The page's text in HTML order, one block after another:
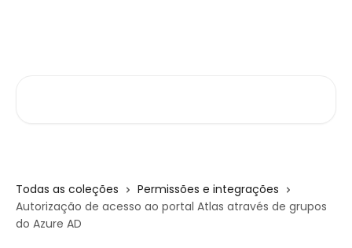
Todas as coleções
Permissões e integrações
Autorização de acesso ao portal Atlas através de grupos
do Azure AD